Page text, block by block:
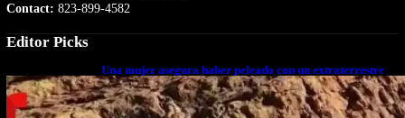
Contact: 823-899-4582
Editor Picks
Una mujer asegura haber peleado con un extraterrestre
cuerpo a cuerpo